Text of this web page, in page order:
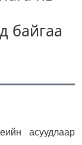
байгаа
асуудлаар